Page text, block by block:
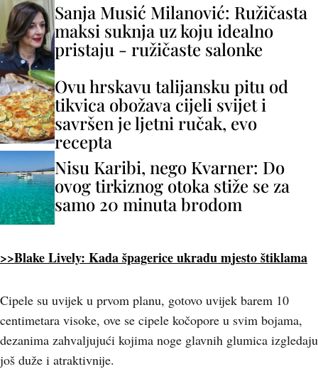
Sanja Musić Milanović: Ružičasta
maksi suknja uz koju idealno
pristaju - ružičaste salonke
Ovu hrskavu talijansku pitu od
tikvica obožava cijeli svijet i
savršen je ljetni ručak, evo
recepta
Nisu Karibi, nego Kvarner: Do
ovog tirkiznog otoka stiže se za
samo 20 minuta brodom
>>Blake Lively: Kada špagerice ukradu mjesto štiklama
Cipele su uvijek u prvom planu, gotovo uvijek barem 10
centimetara visoke, ove se cipele kočopore u svim bojama,
dezanima zahvaljujući kojima noge glavnih glumica izgledaju
još duže i atraktivnije.